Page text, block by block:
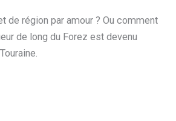
de région par amour ? Ou comment
de long du Forez est devenu